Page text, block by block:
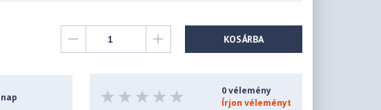
KOSÁRBA
0 vélemény
Írjon véleményt